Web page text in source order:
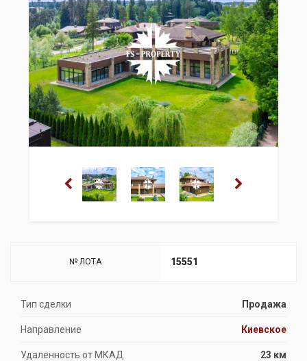
№ ЛОТА 15551
Тип сделки Продажа
Направление Киевское
Удаленность от МКАД 23 км